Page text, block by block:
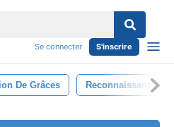
Se connecter S'inscrire
De Grâces Reconnaissant